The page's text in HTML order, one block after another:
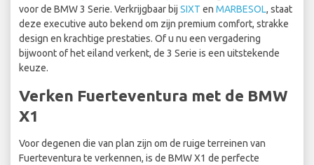
voor de BMW 3 Serie. Verkrijgbaar bij SIXT en MARBESOL, staat
deze executive auto bekend om zijn premium comfort, strakke
design en krachtige prestaties. Of u nu een vergadering
bijwoont of het eiland verkent, de 3 Serie is een uitstekende
keuze.
Verken Fuerteventura met de BMW
X1
Voor degenen die van plan zijn om de ruige terreinen van
Fuerteventura te verkennen, is de BMW X1 de perfecte